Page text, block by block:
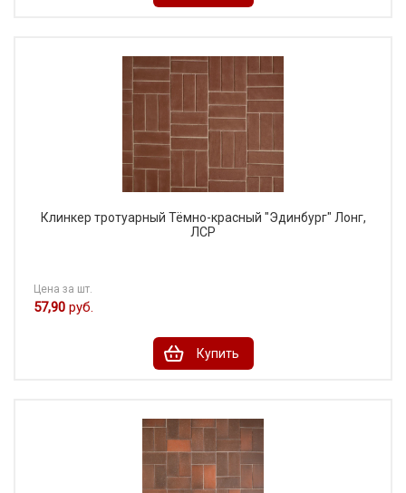
Клинкер тротуарный Тёмно-красный "Эдинбург" Лонг,
ЛСР
Цена за шт.
57,90 руб.
Купить